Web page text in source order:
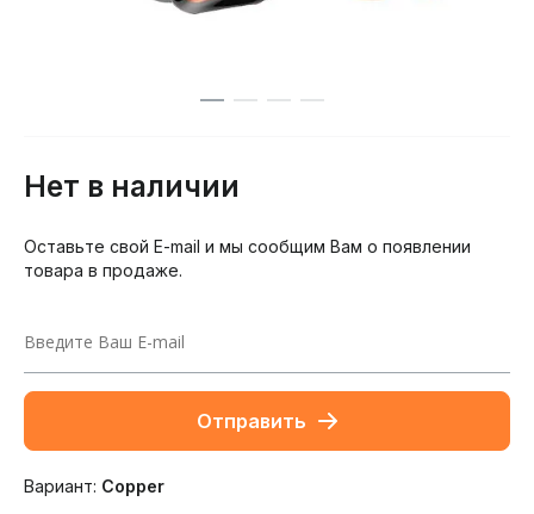
Нет в наличии
Оставьте свой E-mail и мы сообщим Вам о появлении
товара в продаже.
Отправить
Вариант: Copper